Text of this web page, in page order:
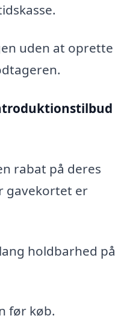
uden at oprette
rabat på deres
gavekortet er
holdbarhed på
før køb.